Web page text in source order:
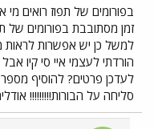
בפורומים של תפוז רואים מי
זמן מסתובבת בפורומים של
למשל כן יש אפשרות
הורדתי לעצמי איי סי קיו
לעדכן פרטים? להוסיף מספר
סליחה על הבורות!!!!!!!!!